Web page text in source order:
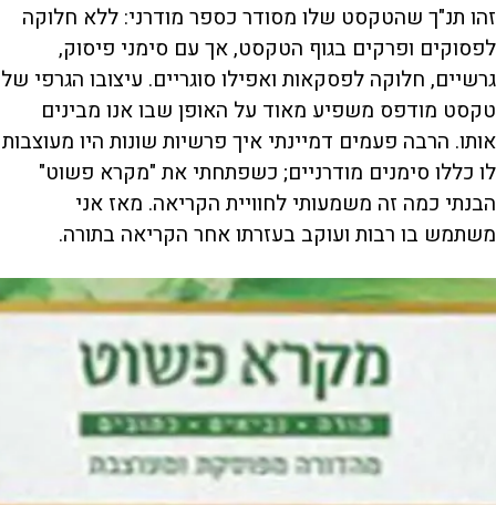
זהו תנ"ך שהטקסט שלו מסודר כספר מודרני: ללא חלוקה
לפסוקים ופרקים בגוף הטקסט, אך עם סימני פיסוק,
גרשיים, חלוקה לפסקאות ואפילו סוגריים. עיצובו הגרפי של
טקסט מודפס משפיע מאוד על האופן שבו אנו מבינים
אותו. הרבה פעמים דמיינתי איך פרשיות שונות היו מעוצבות
לו כללו סימנים מודרניים; כשפתחתי את "מקרא פשוט"
הבנתי כמה זה משמעותי לחוויית הקריאה. מאז אני
משתמש בו רבות ועוקב בעזרתו אחר הקריאה בתורה.